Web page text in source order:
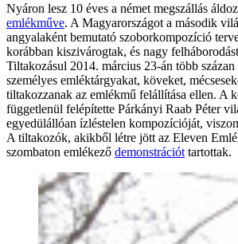
Nyáron lesz 10 éves a német megszállás
emlékműve. A Magyarországot a második
angyalaként bemutató szoborkompozíció
korábban kiszivárogtak, és nagy
Tiltakozásul 2014. március 23-án több
személyes emléktárgyakat, köveket,
tiltakozzanak az emlékmű felállítása ellen. A
függetlenül felépítette Párkányi Raab Péter
egyedülállóan ízléstelen kompozícióját,
A tiltakozók, akikből létre jött az Eleven
szombaton emlékező demonstrációt tartottak.